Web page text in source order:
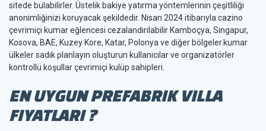
sitede bulabilirler. Üstelik bakiye yatırma yöntemlerinin çeşitliliği
anonimliğinizi koruyacak şekildedir. Nisan 2024 itibarıyla cazino
çevrimiçi kumar eğlencesi cezalandırılabilir Kamboçya, Singapur,
Kosova, BAE, Kuzey Kore, Katar, Polonya ve diğer bölgeler.kumar
ülkeler sadık planlayın oluşturun kullanıcılar ve organizatörler
kontrollü koşullar çevrimiçi kulüp sahipleri.
EN UYGUN PREFABRIK VILLA
FIYATLARI ?